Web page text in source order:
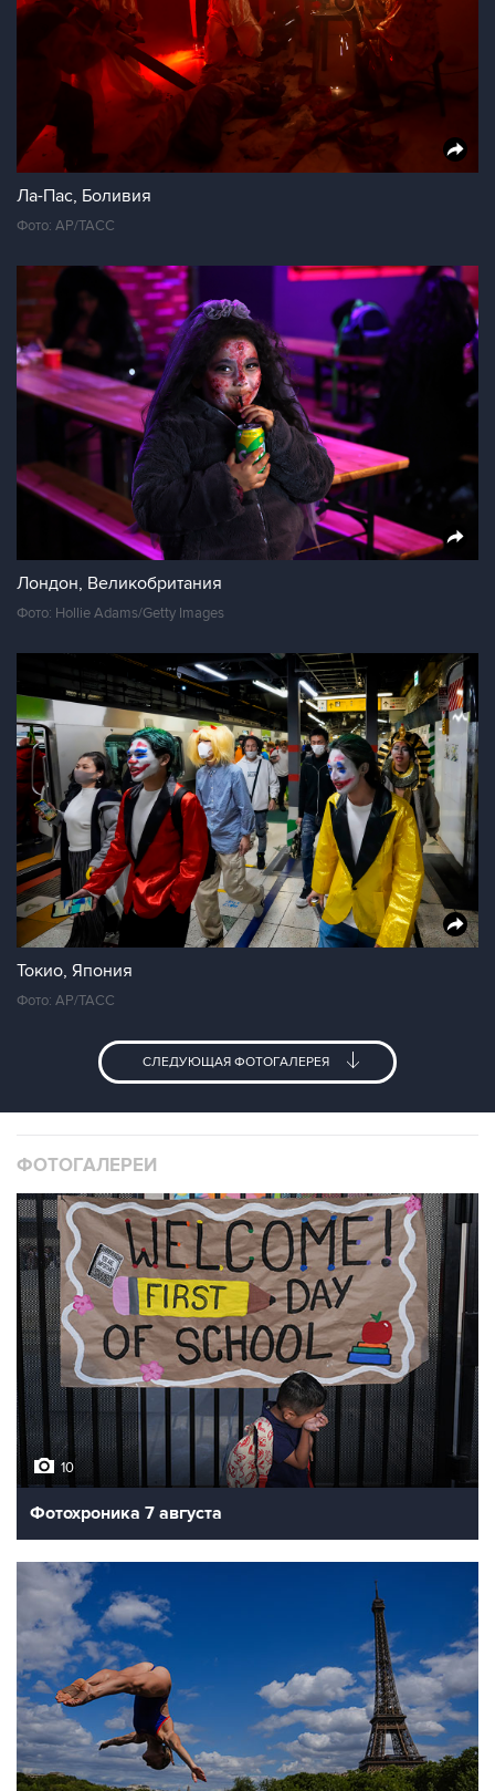
Ла-Пас, Боливия
Фото: AP/ТАСС
Лондон, Великобритания
Фото: Hollie Adams/Getty Images
Токио, Япония
Фото: AP/ТАСС
СЛЕДУЮЩАЯ ФОТОГАЛЕРЕЯ
ФОТОГАЛЕРЕИ
10
Фотохроника 7 августа